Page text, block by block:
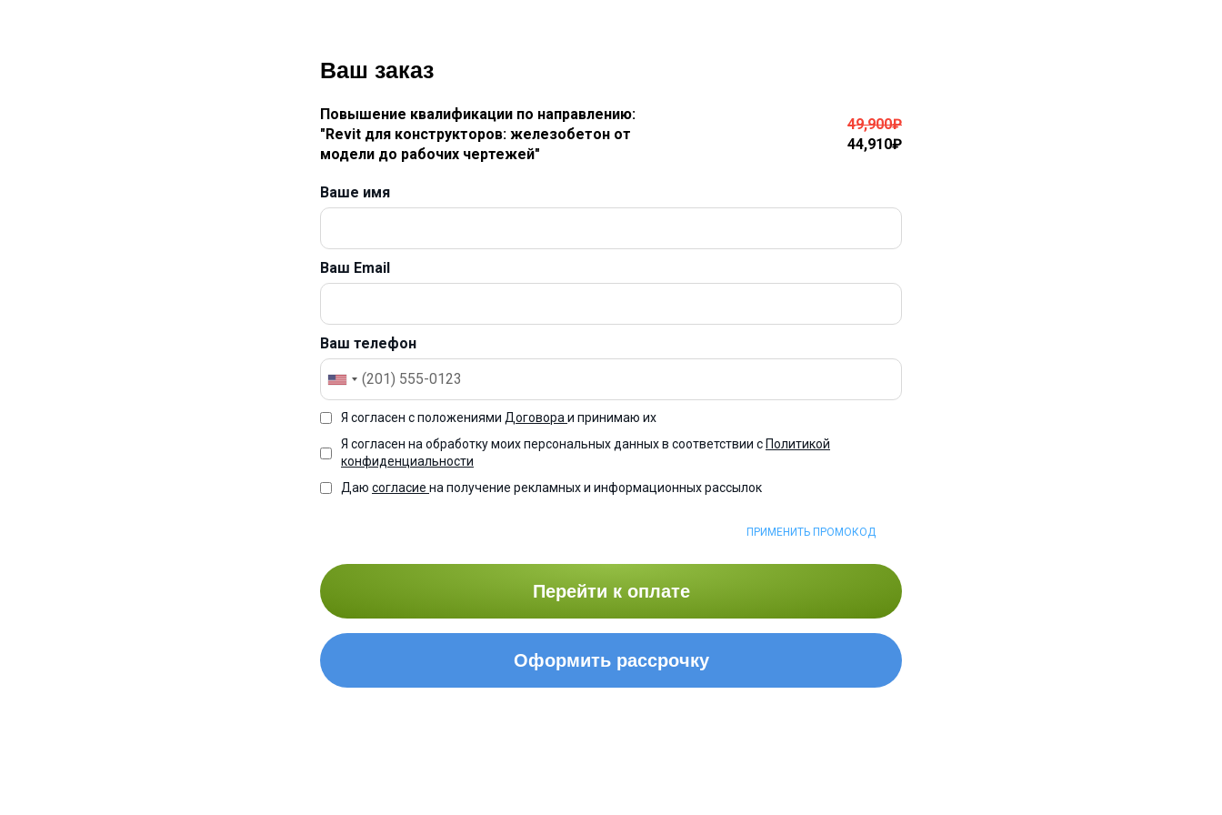
Ваш заказ
Повышение квалификации по направлению:
"Revit для конструкторов: железобетон от
модели до рабочих чертежей"
49,900₽
44,910₽
Ваше имя
Ваш Email
Ваш телефон
Я согласен с положениями Договора и принимаю их
Я согласен на обработку моих персональных данных в соответствии с Политикой
конфиденциальности
Даю согласие на получение рекламных и информационных рассылок
ПРИМЕНИТЬ ПРОМОКОД
Перейти к оплате
Оформить рассрочку